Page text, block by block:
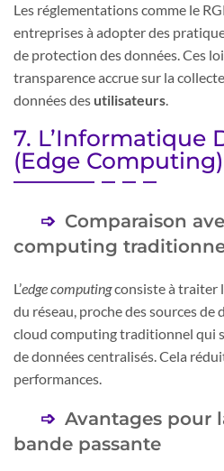
Les réglementations comme le
entreprises à adopter des
de protection des données. Ces
transparence accrue sur la
données des utilisateurs.
7. L’Informatique
(Edge Computing)
Comparaison
computing
L’edge computingconsiste à traiter
du réseau, proche des sources
cloud computing traditionnel qui
de données centralisés. Cela
performances.
Avantages pour
bande passante